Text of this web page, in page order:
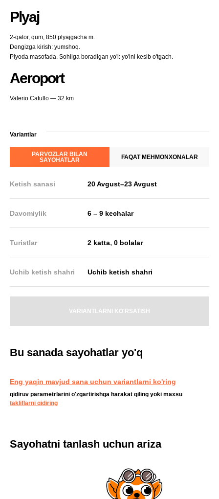
Plyaj
2-qator, qum, 850 plyajgacha m.
Dengizga kirish: yumshoq.
Piyoda masofada. Sohilga boradigan yo'l: yo'lni kesib o'tgach.
Aeroport
Valerio Catullo — 32 km
Variantlar
PARVOZLAR BILAN
SAYOHATLAR
FAQAT MEHMONXONALAR
Ketish sanasi 20 Avgust–23 Avgust
Davomiylik 6 – 9 kechalar
Turistlar 2 katta,0 bolalar
Uchib ketish shahri Uchib ketish shahri
VARIANTLARNI KO'RSATISH
Bu sanada sayohatlar yo'q
Eng yaqin mavjud sana uchun variantlarni ko'ring
qidiruv parametrlarini o'zgartirishga harakat qiling yoki maxsu
takliflarni qidiring
Sayohatni tanlash uchun ariza